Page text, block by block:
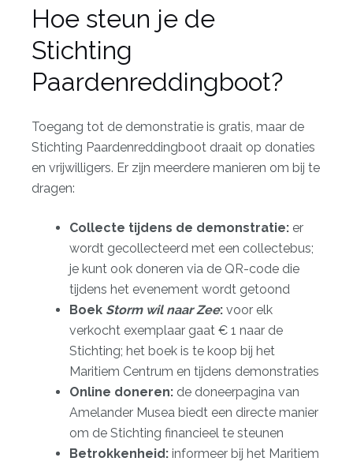
Hoe steun je de
Stichting
Paardenreddingboot?
Toegang tot de demonstratie is gratis, maar de
Stichting Paardenreddingboot draait op donaties
en vrijwilligers. Er zijn meerdere manieren om bij te
dragen:
Collecte tijdens de demonstratie: er
wordt gecollecteerd met een collectebus;
je kunt ook doneren via de QR-code die
tijdens het evenement wordt getoond
Boek Storm wil naar Zee: voor elk
verkocht exemplaar gaat € 1 naar de
Stichting; het boek is te koop bij het
Maritiem Centrum en tijdens demonstraties
Online doneren: de doneerpagina van
Amelander Musea biedt een directe manier
om de Stichting financieel te steunen
Betrokkenheid: informeer bij het Maritiem